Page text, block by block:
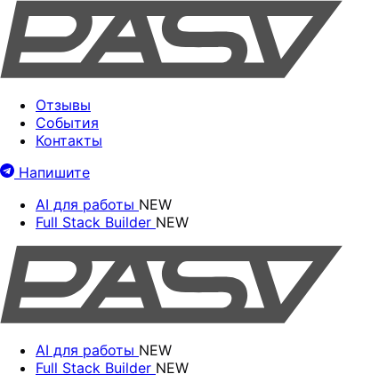
Отзывы
События
Контакты
Напишите
AI для работы NEW
Full Stack Builder NEW
AI для работы NEW
Full Stack Builder NEW